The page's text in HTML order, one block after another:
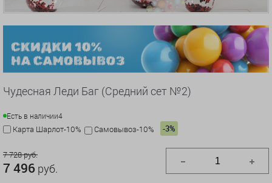
Чудесная Леди Баг (Средний сет №2)
Есть в наличии4
Карта Шарлот-10% Самовывоз-10% -3%
7 728 руб.
7 496 руб.